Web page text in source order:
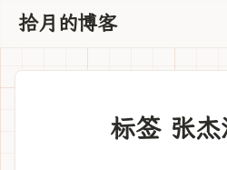
拾月的博客
标签 张